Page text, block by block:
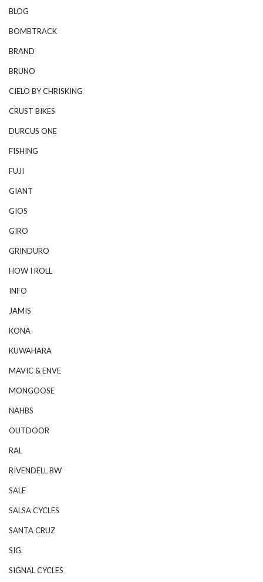
BLOG
BOMBTRACK
BRAND
BRUNO
CIELO BY CHRISKING
CRUST BIKES
DURCUS ONE
FISHING
FUJI
GIANT
GIOS
GIRO
GRINDURO
HOW I ROLL
INFO
JAMIS
KONA
KUWAHARA
MAVIC & ENVE
MONGOOSE
NAHBS
OUTDOOR
RAL
RIVENDELL BW
SALE
SALSA CYCLES
SANTA CRUZ
SIG.
SIGNAL CYCLES